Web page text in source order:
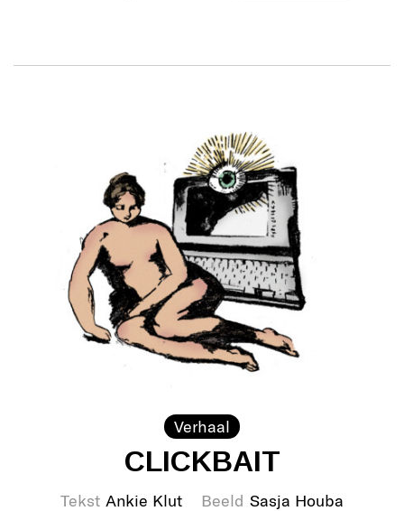
Verhaal
CLICKBAIT
Tekst Ankie Klut Beeld Sasja Houba